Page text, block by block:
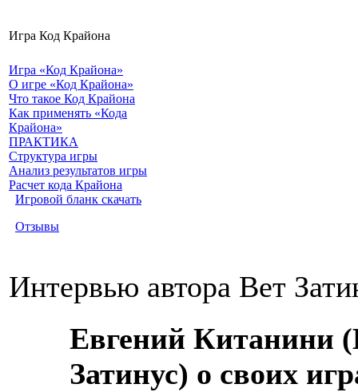
Игра Код Крайона
Игра «Код Крайона»
О игре «Код Крайона»
Что такое Код Крайона
Как применять «Кода
Крайона»
ПРАКТИКА
Структура игры
Анализ результатов игры
Расчет кода Крайона
Игровой бланк скачать
Отзывы
Интервью автора Вет
Евгений Китанини
Затинус) о своих